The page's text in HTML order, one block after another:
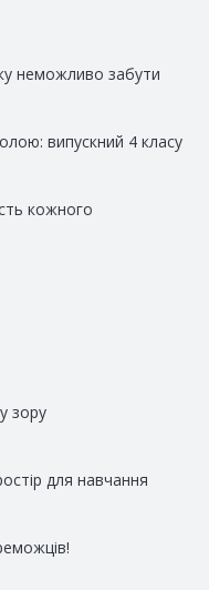
неможливо забути
випускний 4 класу
кожного
зору
для навчання